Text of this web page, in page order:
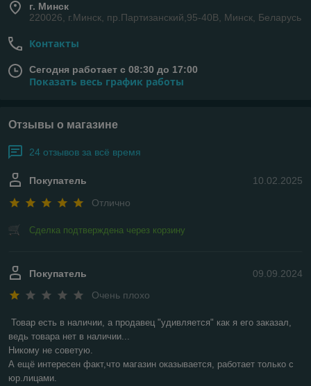
г. Минск
220026, г.Минск, пр.Партизанский,95-40В, Минск, Беларусь
Контакты
Сегодня работает с 08:30 до 17:00
Показать весь график работы
Отзывы о магазине
24 отзывов за всё время
10.02.2025
Покупатель
Отлично
Сделка подтверждена через корзину
09.09.2024
Покупатель
Очень плохо
Товар есть в наличии, а продавец "удивляется" как я его заказал,
ведь товара нет в наличии...
Никому не советую.
А ещё интересен факт,что магазин оказывается, работает только с
юр.лицами.